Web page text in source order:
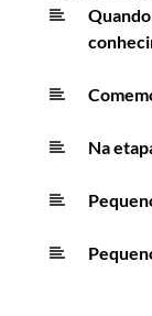
Na